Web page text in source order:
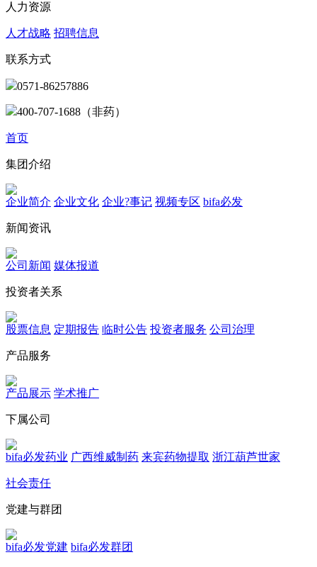
人力资源
人才战略 招聘信息
联系方式
0571-86257886
400-707-1688（非药）
首页
集团介绍
企业简介 企业文化 企业?事记 视频专区 bifa必发
新闻资讯
公司新闻 媒体报道
投资者关系
股票信息 定期报告 临时公告 投资者服务 公司治理
产品服务
产品展示 学术推广
下属公司
bifa必发药业 广西维威制药 来宾药物提取 浙江葫芦世家
社会责任
党建与群团
bifa必发党建 bifa必发群团